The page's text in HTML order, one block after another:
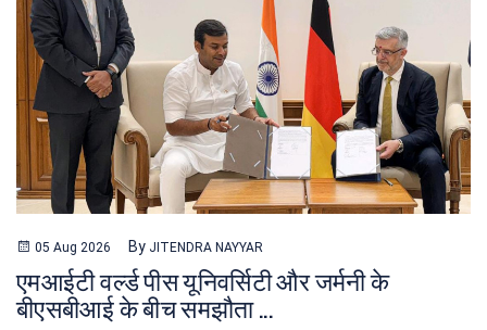
05 Aug 2026 By JITENDRA NAYYAR
एमआईटी वर्ल्ड पीस यूनिवर्सिटी और जर्मनी के
बीएसबीआई के बीच समझौता ...